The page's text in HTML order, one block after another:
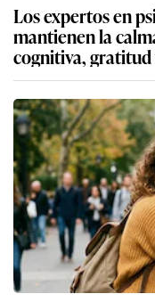
Los expertos en
mantienen la
cognitiva,